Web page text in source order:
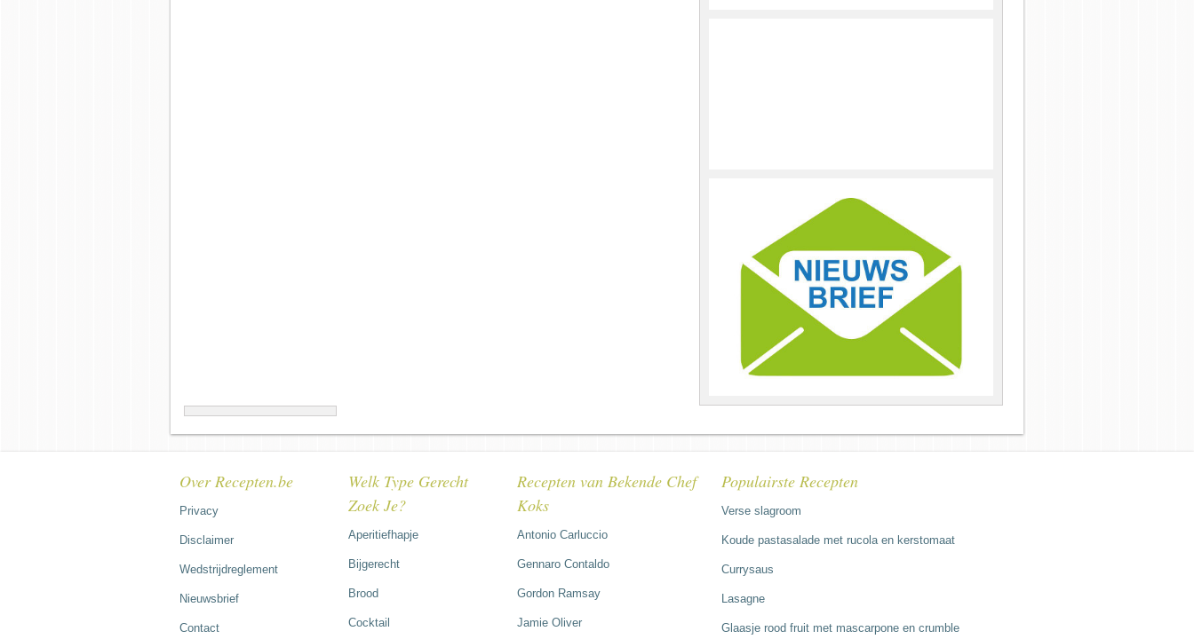
Over Recepten.be
Privacy
Disclaimer
Wedstrijdreglement
Nieuwsbrief
Contact
Welk Type Gerecht
Zoek Je?
Aperitiefhapje
Bijgerecht
Brood
Cocktail
Recepten van Bekende Chef
Koks
Antonio Carluccio
Gennaro Contaldo
Gordon Ramsay
Jamie Oliver
Populairste Recepten
Verse slagroom
Koude pastasalade met rucola en kerstomaat
Currysaus
Lasagne
Glaasje rood fruit met mascarpone en crumble